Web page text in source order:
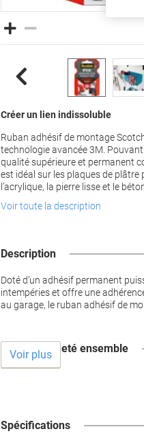
Créer un lien indissoluble
Ruban adhésif de montage
technologie avancée 3M.
qualité supérieure et permanent
est idéal sur les plaques de plâtre
l’acrylique, la pierre lisse et le
Voir toute la description
Description
Doté d’un adhésif permanent
intempéries et offre une
au garage, le ruban adhésif de
Souvent acheté ensemble
Voir plus
Spécifications